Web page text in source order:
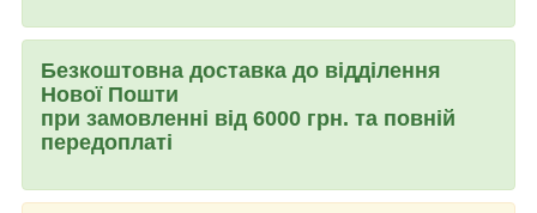
Безкоштовна доставка до відділення
Нової Пошти
при замовленні від 6000 грн. та повній
передоплаті